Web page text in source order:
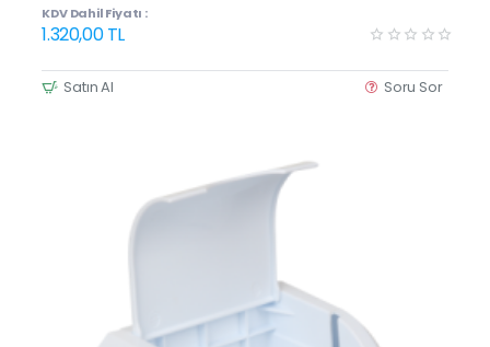
KDV Dahil Fiyatı :
1.320,00 TL
Satın Al Soru Sor